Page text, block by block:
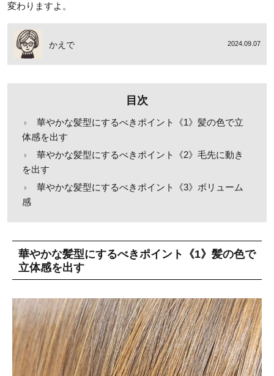
変わりますよ。
かえで 2024.09.07
目次
華やかな髪型にするべきポイント《1》髪の色で立
体感を出す
華やかな髪型にするべきポイント《2》毛先に動き
を出す
華やかな髪型にするべきポイント《3》ボリューム
感
華やかな髪型にするべきポイント《1》髪の色で
立体感を出す